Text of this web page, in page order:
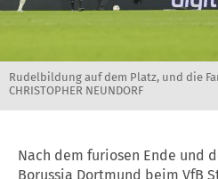
Rudelbildung auf dem Platz, und die
CHRISTOPHER NEUNDORF
Nach dem furiosen Ende und
Borussia Dortmund beim VfB